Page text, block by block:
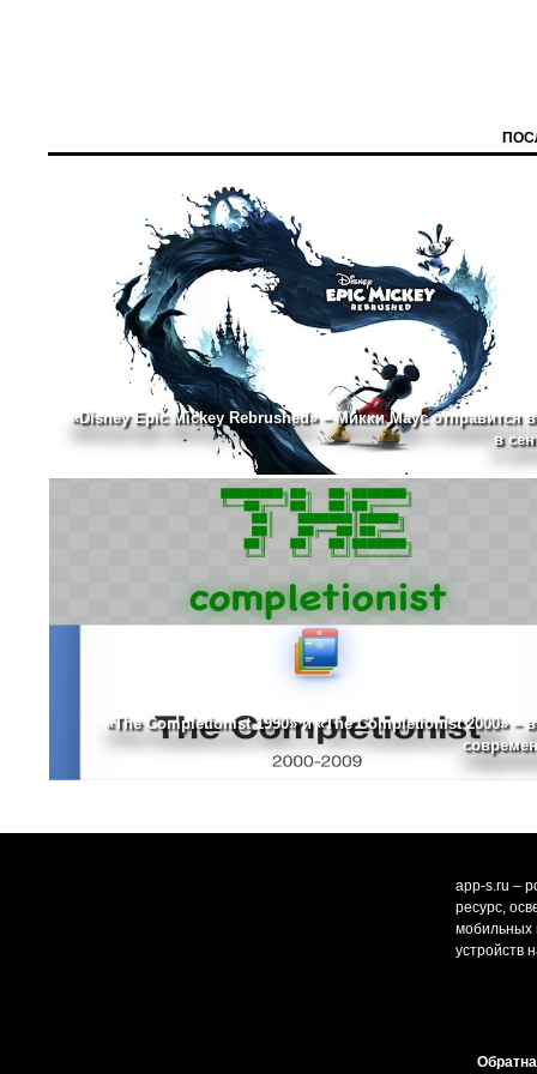
«Disney Epic Mickey Rebrushed» – Микки Маус отправится
в
«The Completionist 1990» и «The Completionist 2000» –
app-s.ru –
ресурс,
мобильных
устройств